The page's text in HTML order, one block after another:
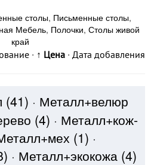
столы, Письменные столы,
Мебель, Полочки, Столы живой
край
· ↑ Цена · Дата добавления
(41) · Металл+велюр
(4) · Металл+кож-
(1) ·
· Металл+экокожа (4)